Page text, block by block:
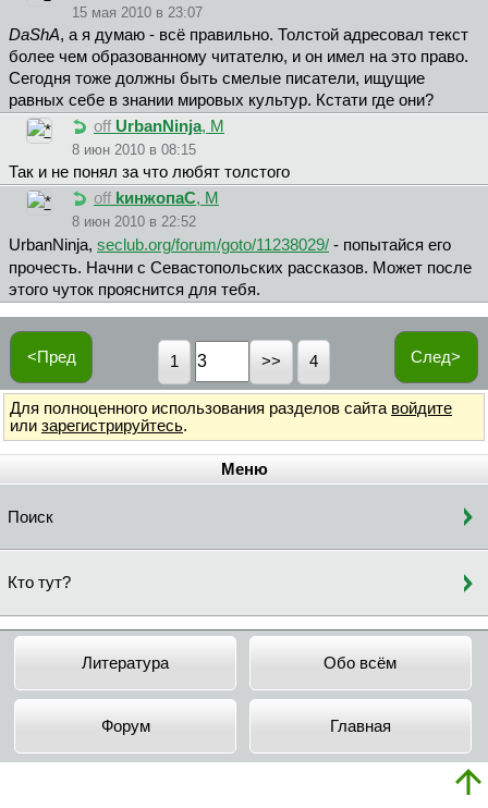
15 мая 2010 в 23:07
DaShA, а я думаю - всё правильно. Толстой адресовал текст
более чем образованному читателю, и он имел на это право.
Сегодня тоже должны быть смелые писатели, ищущие
равных себе в знании мировых культур. Кстати где они?
off UrbanNinja, М
8 июн 2010 в 08:15
Так и не понял за что любят толстого
off kинжoпaC, М
8 июн 2010 в 22:52
UrbanNinja, seclub.org/forum/goto/11238029/ - попытайся его
прочесть. Начни с Севастопольских рассказов. Может после
этого чуток прояснится для тебя.
<Пред След>
1 4
Для полноценного использования разделов сайта войдите
или зарегистрируйтесь.
Меню
Поиск
Кто тут?
Литература Обо всём
Форум Главная